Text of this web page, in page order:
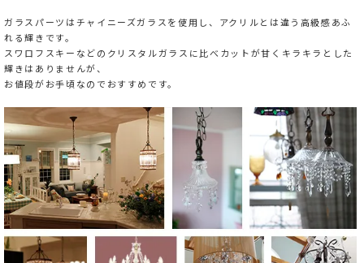
ガラスパーツはチャイニーズガラスを使用し、アクリルとは違う高級感あふ
れる輝きです。
スワロフスキーなどのクリスタルガラスに比べカットが甘くキラキラとした
輝きはありませんが、
お値段がお手頃なのでおすすめです。